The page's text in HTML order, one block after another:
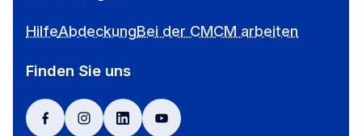
HilfeAbdeckungBei der CMCM arbeiten
Finden Sie uns
facebookinstagramlinkedinyoutube